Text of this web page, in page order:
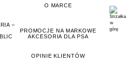
O MARCE
–
PROMOCJE NA MARKOWE
AKCESORIA DLA PSA
OPINIE KLIENTÓW